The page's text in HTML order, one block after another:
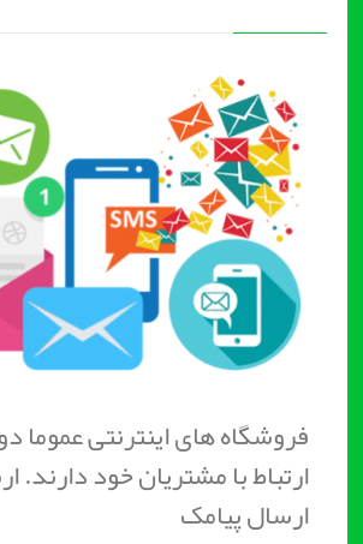
فروشگاه های اینترنتی عموما دو
ارتباط با مشتریان خود دارند.
ارسال پیامک